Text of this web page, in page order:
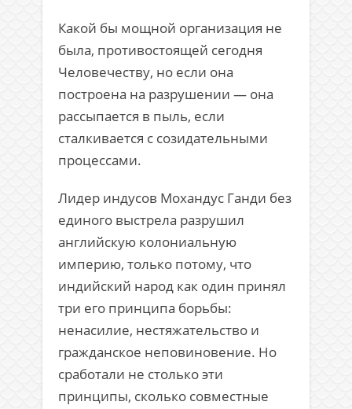
Какой бы мощной организация не
была, противостоящей сегодня
Человечеству, но если она
построена на разрушении — она
рассыпается в пыль, если
сталкивается с созидательными
процессами.
Лидер индусов Мохандус Ганди без
единого выстрела разрушил
английскую колониальную
империю, только потому, что
индийский народ как один принял
три его принципа борьбы:
ненасилие, нестяжательство и
гражданское неповиновение. Но
сработали не столько эти
принципы, сколько совместные